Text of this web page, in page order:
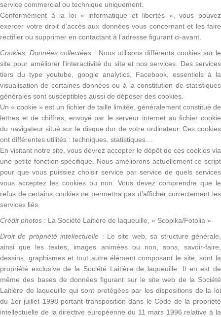
service commercial ou technique uniquement.
Conformément à la loi « informatique et libertés », vous pouvez
exercer votre droit d’accès aux données vous concernant et les faire
rectifier ou supprimer en contactant à l’adresse figurant ci-avant.
Cookies, Données collectées : Nous utilisons différents cookies sur le
site pour améliorer l’interactivité du site et nos services. Des services
tiers du type youtube, google analytics, Facebook, essentiels à la
visualisation de certaines données ou à la constitution de statistiques
générales sont susceptibles aussi de déposer des cookies.
Un « cookie » est un fichier de taille limitée, généralement constitué de
lettres et de chiffres, envoyé par le serveur internet au fichier cookie
du navigateur situé sur le disque dur de votre ordinateur. Ces cookies
ont différentes utilités : techniques, statistiques…
En visitant notre site, vous devrez accepter le dépôt de ces cookies via
une petite fonction spécifique. Nous améliorons actuellement ce script
pour que vous puissiez choisir service par service de quels services
vous acceptez les cookies ou non. Vous devez comprendre que le
refus de certains cookies ne permettra pas d’afficher correctement les
services liés.
Crédit photos : La Société Laitière de laqueuille, « Scopika/Fotolia »
Droit de propriété intellectuelle : Le site web, sa structure générale,
ainsi que les textes, images animées ou non, sons, savoir-faire,
dessins, graphismes et tout autre élément composant le site, sont la
propriété exclusive de la Société Laitière de laqueuille. Il en est de
même des bases de données figurant sur le site web de la Société
Laitière de laqueuille qui sont protégées par les dispositions de la loi
du 1er juillet 1998 portant transposition dans le Code de la propriété
intellectuelle de la directive européenne du 11 mars 1996 relative à la